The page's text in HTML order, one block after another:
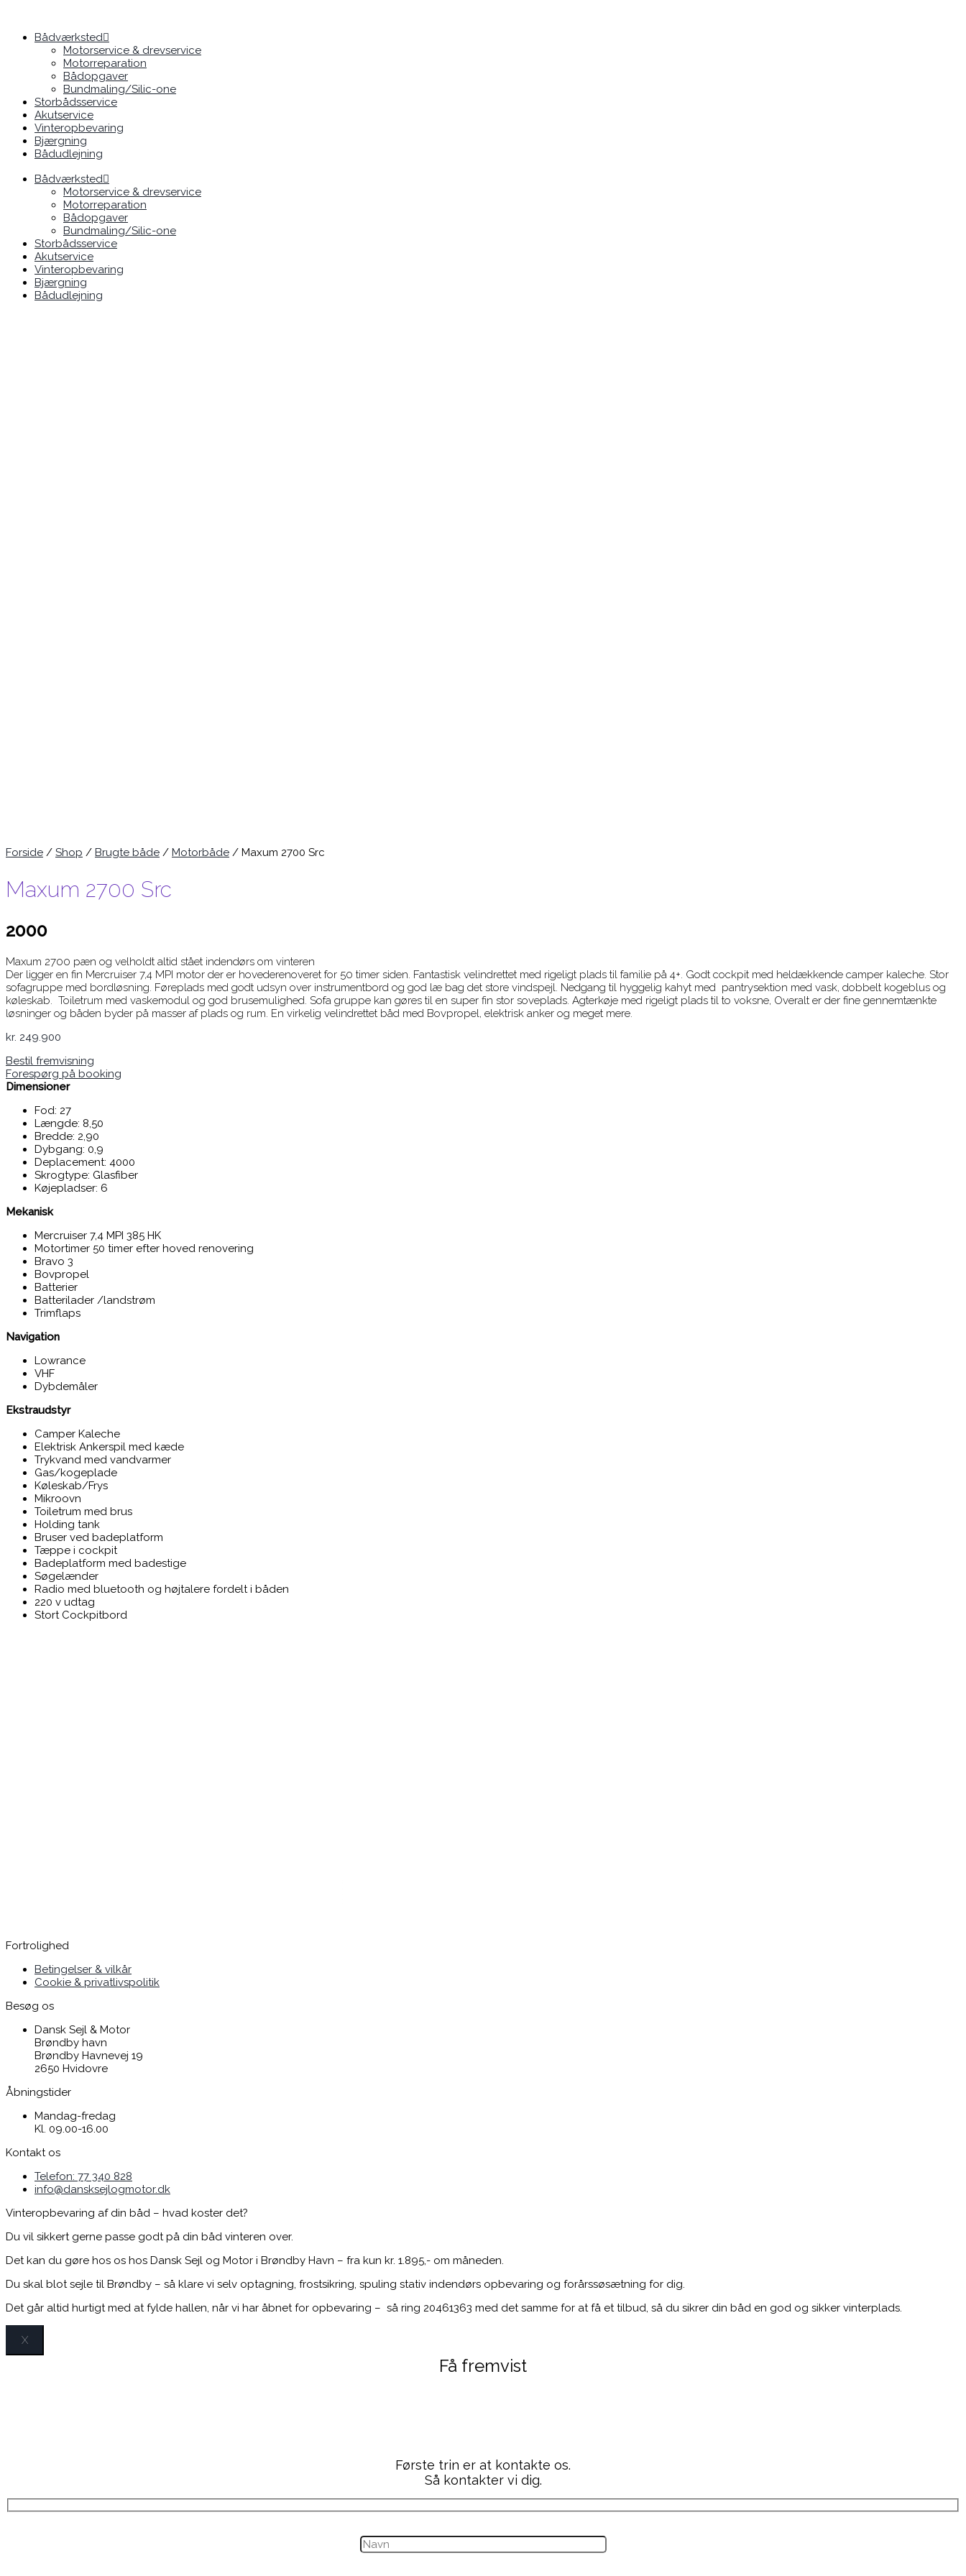
indholdetBådværksted
Motorservice & drevservice
Motorreparation
Bådopgaver
Bundmaling/Silic-one
Storbådsservice
Akutservice
Vinteropbevaring
Bjærgning
Bådudlejning
Bådværksted
Motorservice & drevservice
Motorreparation
Bådopgaver
Bundmaling/Silic-one
Storbådsservice
Akutservice
Vinteropbevaring
Bjærgning
Bådudlejning
Forside / Shop / Brugte både / Motorbåde / Maxum 2700 Src
Maxum 2700 Src
2000
Maxum 2700 pæn og velholdt altid stået indendørs om vinteren
Der ligger en fin Mercruiser 7,4 MPI motor der er hovederenoveret for 50 timer siden. Fantastisk velindrettet med rigeligt plads til familie på 4+. Godt cockpit med heldækkende camper kaleche. Stor
sofagruppe med bordløsning. Føreplads med godt udsyn over instrumentbord og god læ bag det store vindspejl. Nedgang til hyggelig kahyt med pantrysektion med vask, dobbelt kogeblus og
køleskab. Toiletrum med vaskemodul og god brusemulighed. Sofa gruppe kan gøres til en super fin stor soveplads. Agterkøje med rigeligt plads til to voksne, Overalt er der fine gennemtænkte
løsninger og båden byder på masser af plads og rum. En virkelig velindrettet båd med Bovpropel, elektrisk anker og meget mere.
kr. 249.900
Bestil fremvisning
Forespørg på booking
Dimensioner
Fod: 27
Længde: 8,50
Bredde: 2,90
Dybgang: 0,9
Deplacement: 4000
Skrogtype: Glasfiber
Køjepladser: 6
Mekanisk
Mercruiser 7,4 MPI 385 HK
Motortimer 50 timer efter hoved renovering
Bravo 3
Bovpropel
Batterier
Batterilader /landstrøm
Trimflaps
Navigation
Lowrance
VHF
Dybdemåler
Ekstraudstyr
Camper Kaleche
Elektrisk Ankerspil med kæde
Trykvand med vandvarmer
Gas/kogeplade
Køleskab/Frys
Mikroovn
Toiletrum med brus
Holding tank
Bruser ved badeplatform
Tæppe i cockpit
Badeplatform med badestige
Søgelænder
Radio med bluetooth og højtalere fordelt i båden
220 v udtag
Stort Cockpitbord
Fortrolighed
Betingelser & vilkår
Cookie & privatlivspolitik
Besøg os
Dansk Sejl & Motor
Brøndby havn
Brøndby Havnevej 19
2650 Hvidovre
Åbningstider
Mandag-fredag
Kl. 09.00-16.00
Kontakt os
Telefon: 77 340 828
info@dansksejlogmotor.dk
Vinteropbevaring af din båd – hvad koster det?
Du vil sikkert gerne passe godt på din båd vinteren over.
Det kan du gøre hos os hos Dansk Sejl og Motor i Brøndby Havn – fra kun kr. 1.895,- om måneden.
Du skal blot sejle til Brøndby – så klare vi selv optagning, frostsikring, spuling stativ indendørs opbevaring og forårssøsætning for dig.
Det går altid hurtigt med at fylde hallen, når vi har åbnet for opbevaring – så ring 20461363 med det samme for at få et tilbud, så du sikrer din båd en god og sikker vinterplads.
X
Få fremvist
Første trin er at kontakte os.
Så kontakter vi dig.